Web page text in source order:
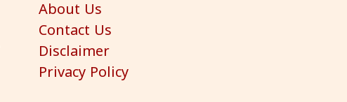
About Us
Contact Us
Disclaimer
Privacy Policy